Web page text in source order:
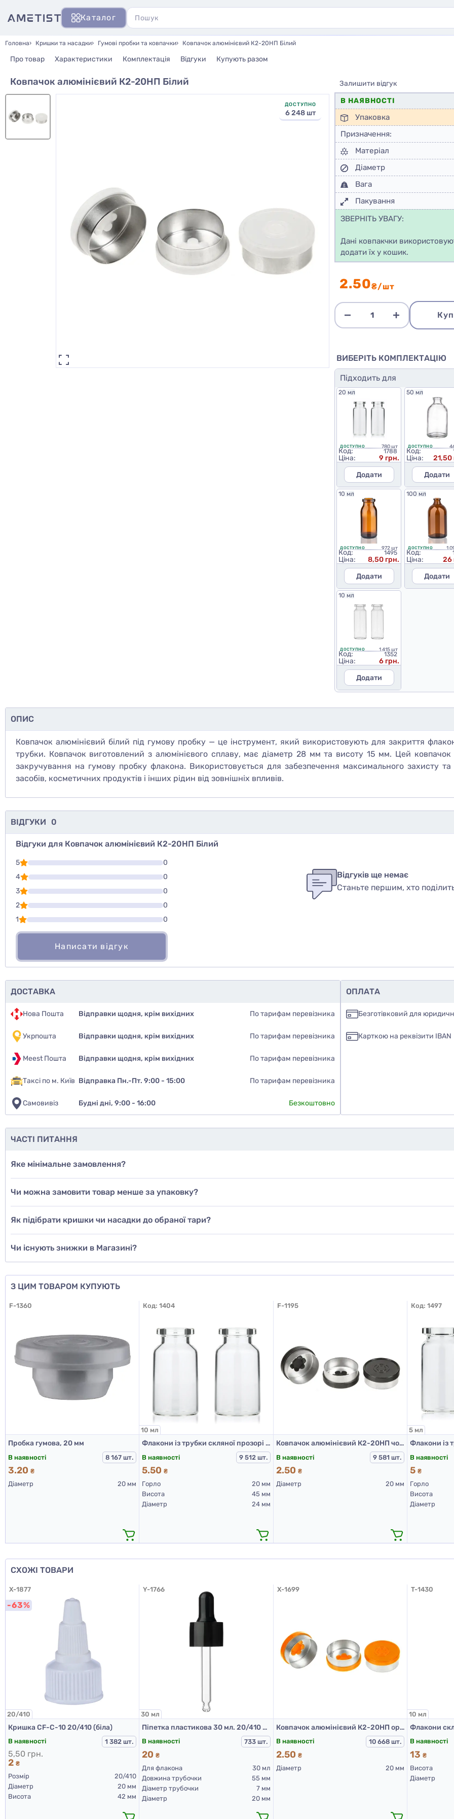
Каталог
Головна Кришки та насадки Гумові пробки та ковпачки Ковпачок алюмінієвий К2-20НП Білий
Про товар Характеристики Комплектація Відгуки Купують разом
Ковпачок алюмінієвий К2-20НП Білий
ДОСТУПНО
6 248 шт
2.50₴/шт
Залишити відгук
В НАЯВНОСТІ
Упаковка
Призначення:
Матеріал
Діаметр
Вага
Пакування
ЗВЕРНІТЬ УВАГУ:
Дані ковпакчки
додати їх у кошик.
ВИБЕРІТЬ КОМПЛЕКТАЦІЮ
Підходить для
20 мл
ДОСТУПНО 780 шт
Код: 1788
Ціна:
9 грн.
Додати
50 мл
ДОСТУПНО
Код:
Ціна:
21,50
Додати
10 мл
ДОСТУПНО 972 шт
Код: 1495
Ціна:
8,50 грн.
Додати
100 мл
ДОСТУПНО 1
Код:
Ціна:
26
Додати
10 мл
ДОСТУПНО 1 415 шт
Код: 1352
Ціна:
6 грн.
Додати
ОПИС
Ковпачок алюмінієвий білий під гумову пробку — це інструмент, який використовують для закриття
трубки. Ковпачок виготовлений з алюмінієвого сплаву, має діаметр 28 мм та висоту 15 мм. Цей ковпачок
закручування на гумову пробку флакона. Використовується для забезпечення максимального захисту та
засобів, косметичних продуктів і інших рідин від зовнішніх впливів.
ВІДГУКИ 0
Відгуки для Ковпачок алюмінієвий К2-20НП Білий
5
0
4
0
3
0
2
0
1
0
Написати відгук
Чи рекомендуєте ви цей товар
так
Відгуків ще немає
Станьте першим, хто
ДОСТАВКА
Нова Пошта Відправки щодня, крім вихідних По тарифам перевізника
Укрпошта Відправки щодня, крім вихідних По тарифам перевізника
Meest Пошта Відправки щодня, крім вихідних По тарифам перевізника
Таксі по м. Київ Відправка Пн.-Пт. 9:00 - 15:00 По тарифам перевізника
Самовивіз Будні дні, 9:00 - 16:00 Безкоштовно
ОПЛАТА
Безготівковий для
Карткою на реквізити IBAN
ЧАСТІ ПИТАННЯ
Яке мінімальне замовлення?
Чи можна замовити товар менше за упаковку?
Як підібрати кришки чи насадки до обраної тари?
Чи існують знижки в Магазині?
З ЦИМ ТОВАРОМ КУПУЮТЬ
F-1360
Пробка гумова, 20 мм
В наявності 8 167 шт.
3.20 ₴
Діаметр 20 мм
Код:1404
10 мл
Флакони із трубки скляної прозорі для Л-П, 10 мл (ISO)
В наявності 9 512 шт.
5.50₴
Горло
20 мм
Висота
45 мм
Діаметр
24 мм
F-1195
Ковпачок алюмінієвий К2-20НП чорний
В наявності 9 581 шт.
2.50 ₴
Діаметр 20 мм
Код:1497
5 мл
В наявності
5₴
Горло
Висота
Діаметр
СХОЖІ ТОВАРИ
X-1877
20/410
-63%
Кришка CF-C-10 20/410 (біла)
В наявності 1 382 шт.
5,50 грн.
2 ₴
Розмір
20/410
Діаметр
20 мм
Висота
42 мм
Y-1766
30 мл
Піпетка пластикова 30 мл. 20/410 чорна
В наявності 733 шт.
20₴
Для флакона
30 мл
Довжина трубочки
55 мм
Діаметр трубочки
7 мм
Діаметр
20 мм
X-1699
Ковпачок алюмінієвий К2-20НП оранж
В наявності 10 668 шт.
2.50 ₴
Діаметр 20 мм
T-1430
10 мл
В наявності
13₴
Висота
Діаметр